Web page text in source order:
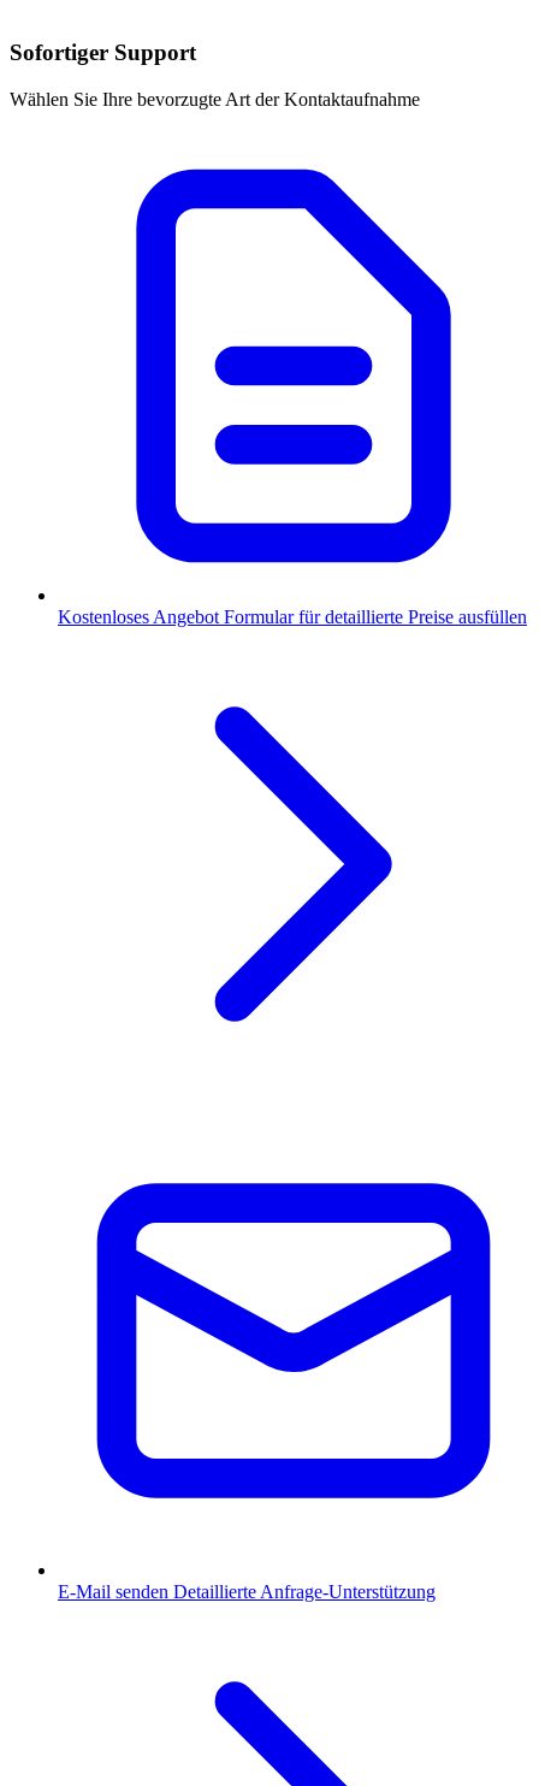
Sofortiger Support
Wählen Sie Ihre bevorzugte Art der Kontaktaufnahme
Kostenloses Angebot Formular für detaillierte Preise ausfüllen
E-Mail senden Detaillierte Anfrage-Unterstützung